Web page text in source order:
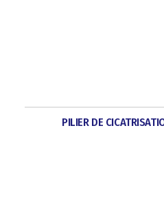
PILIER DE